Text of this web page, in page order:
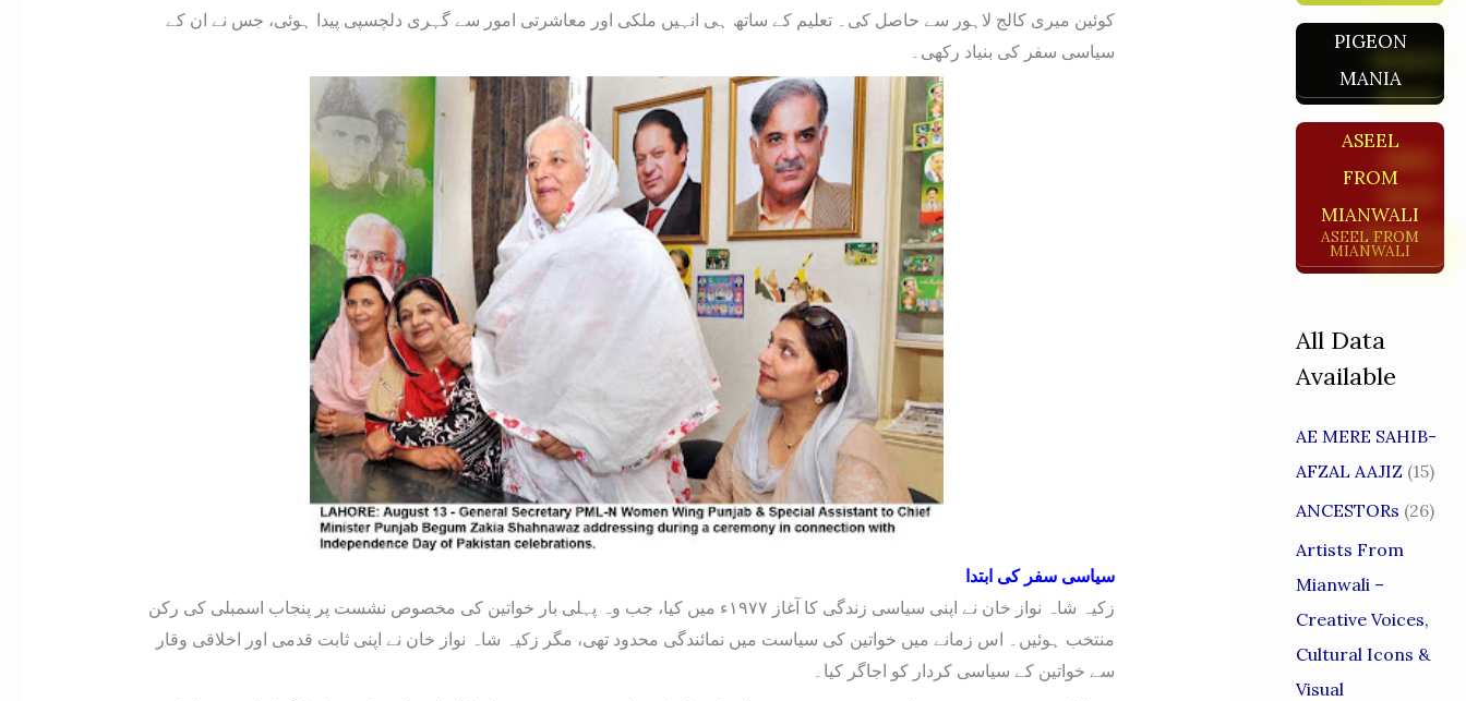
کوئین میری کالج لاہور سے حاصل کی۔ تعلیم کے ساتھ ہی انہیں ملکی اور معاشرتی امور سے گہری دلچسپی پیدا ہوئی، جس نے ان کے
سیاسی سفر کی بنیاد رکھی۔
سیاسی سفر کی ابتدا
زکیہ شاہ نواز خان نے اپنی سیاسی زندگی کا آغاز ۱۹۷۷ء میں کیا، جب وہ پہلی بار خواتین کی مخصوص نشست پر پنجاب اسمبلی کی رکن
منتخب ہوئیں۔ اس زمانے میں خواتین کی سیاست میں نمائندگی محدود تھی، مگر زکیہ شاہ نواز خان نے اپنی ثابت قدمی اور اخلاقی وقار
سے خواتین کے سیاسی کردار کو اجاگر کیا۔
PIGEON
MANIA
ASEEL
FROM
MIANWALI
ASEEL FROM
MIANWALI
All Data
Available
AE MERE SAHIB-
AFZAL AAJIZ (15)
ANCESTORs (26)
Artists From
Mianwali –
Creative Voices,
Cultural Icons &
Visual